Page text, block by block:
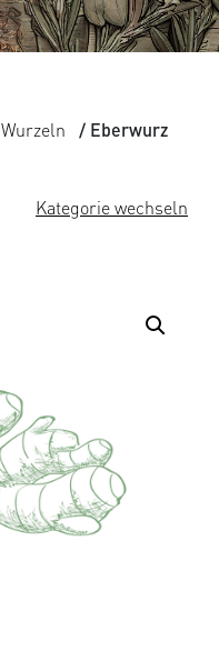
Wurzeln
/ Eberwurz
Kategorie wechseln